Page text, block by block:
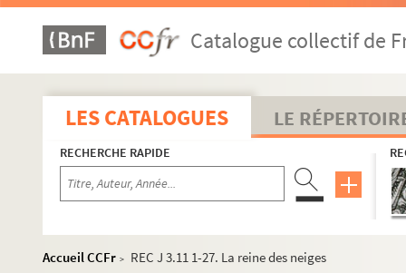
Catalogue collectif de
LES CATALOGUES LE
RECHERCHE RAPIDE
Accueil CCFr >
REC J 3.11 1-27. La reine des neiges